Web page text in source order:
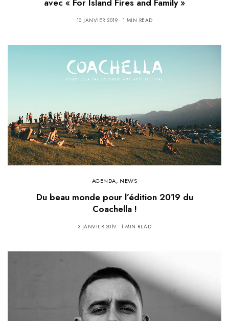
avec « For Island Fires and Family »
10 JANVIER 2019 1 MIN READ
AGENDA, NEWS
Du beau monde pour l’édition 2019 du
Coachella !
3 JANVIER 2019 1 MIN READ